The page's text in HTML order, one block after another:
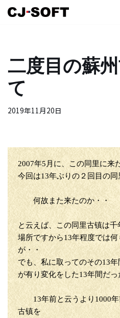
ン
へ
キ
二度目の蘇
て
2019年11月20日
2007年5月に、この同里に来
今回は13年ぶりの２回目の
何故また来たのか・・
と云えば、この同里古镇は
場所ですから13年程度では何
が・・
でも、私に取ってのその13
が有り変化をした13年間だ
13年前と云うより1000年
古镇を